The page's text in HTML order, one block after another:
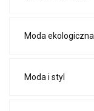
Moda ekologiczna
Moda i styl